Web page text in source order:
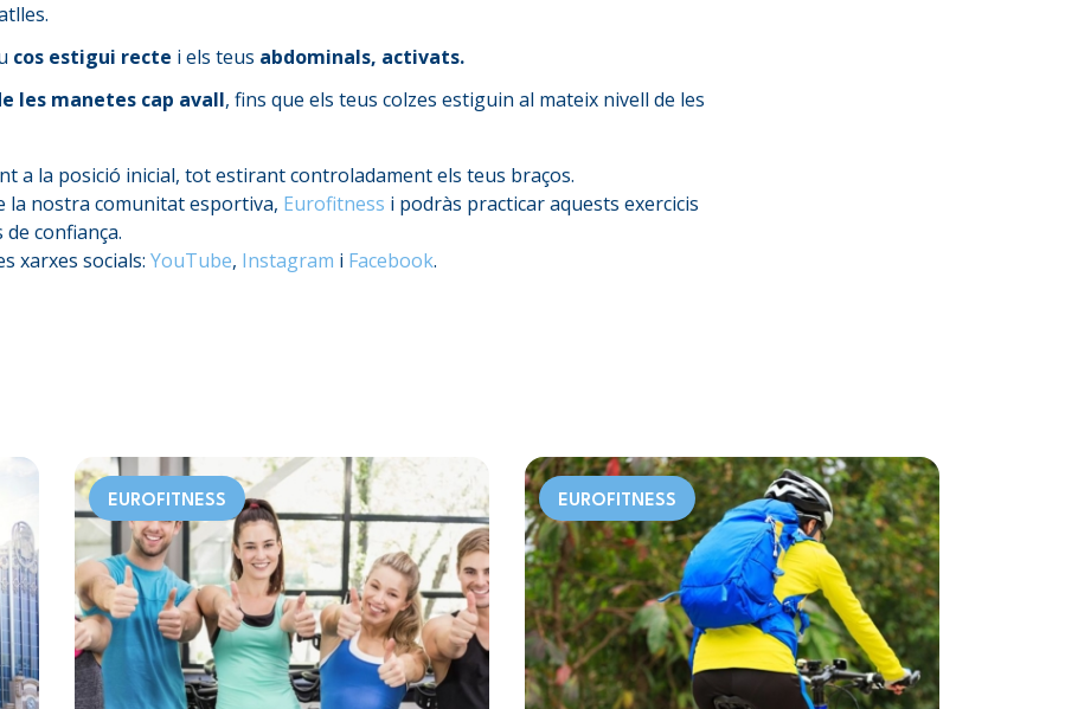
cos estigui recte i els teus abdominals, activats.
les manetes cap avall, fins que els teus colzes estiguin al mateix nivell de les
a la posició inicial, tot estirant controladament els teus braços.
la nostra comunitat esportiva, Eurofitness i podràs practicar aquests exercicis
de confiança.
xarxes socials: YouTube, Instagram i Facebook.
EUROFITNESS EUROFITNESS